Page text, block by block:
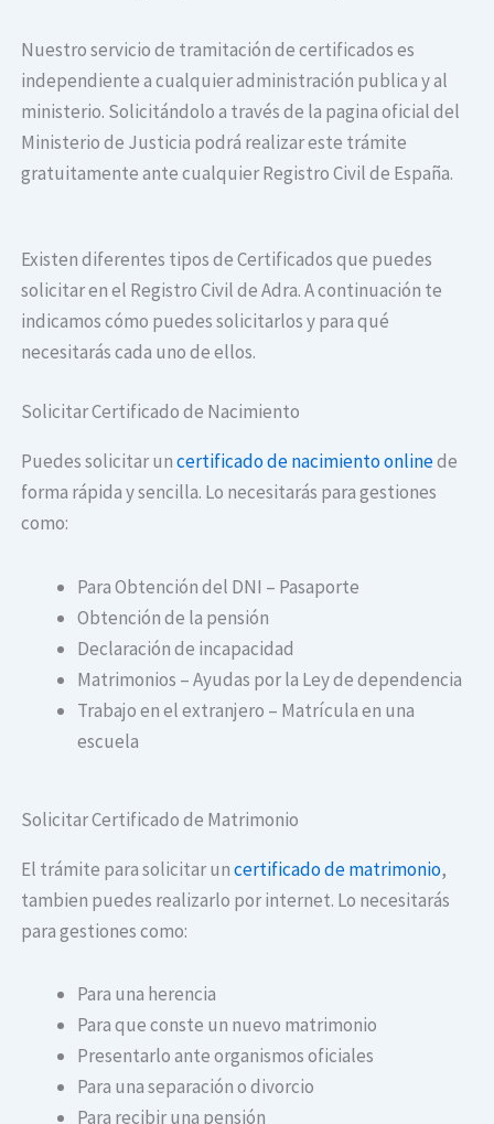
Nuestro servicio de tramitación de certificados es
independiente a cualquier administración publica y al
ministerio. Solicitándolo a través de la pagina oficial del
Ministerio de Justicia podrá realizar este trámite
gratuitamente ante cualquier Registro Civil de España.
Existen diferentes tipos de Certificados que puedes
solicitar en el Registro Civil de Adra. A continuación te
indicamos cómo puedes solicitarlos y para qué
necesitarás cada uno de ellos.
Solicitar Certificado de Nacimiento
Puedes solicitar uncertificado de nacimiento onlinede
forma rápida y sencilla. Lo necesitarás para gestiones
como:
Para Obtención del DNI – Pasaporte
Obtención de la pensión
Declaración de incapacidad
Matrimonios – Ayudas por la Ley de dependencia
Trabajo en el extranjero – Matrícula en una
escuela
Solicitar Certificado de Matrimonio
El trámite para solicitar uncertificado de matrimonio,
tambien puedes realizarlo por internet. Lo necesitarás
para gestiones como:
Para una herencia
Para que conste un nuevo matrimonio
Presentarlo ante organismos oficiales
Para una separación o divorcio
Para recibir una pensión